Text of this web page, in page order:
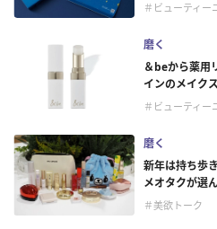
＃ビューティー
磨く
＆beから薬用
インのメイク
＃ビューティー
磨く
新年は持ち歩
メオタクが選
＃美欲トーク